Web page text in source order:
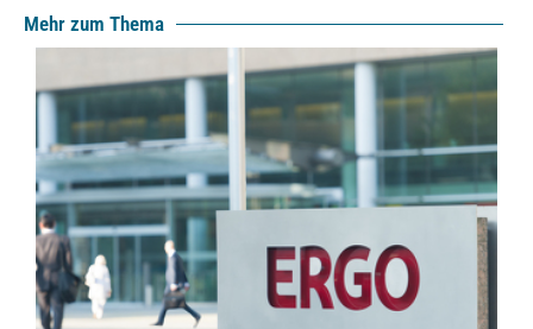
Mehr zum Thema